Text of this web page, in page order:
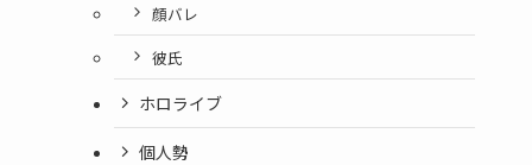
顔バレ
彼氏
ホロライブ
個人勢